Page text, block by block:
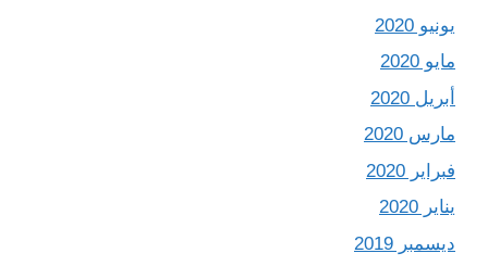
يونيو 2020
مايو 2020
أبريل 2020
مارس 2020
فبراير 2020
يناير 2020
ديسمبر 2019